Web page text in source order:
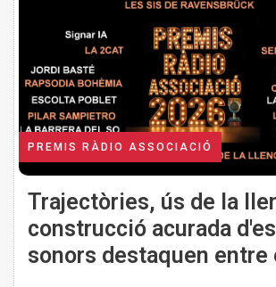
concurs dels 26ns
Associació
PREMIS RÀDIO ASSOCIACIÓ
Trajectòries, ús de la
construcció acurada
sonors destaquen entre